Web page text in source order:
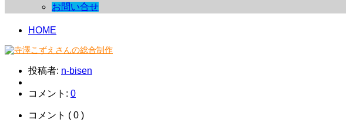
お問い合せ
HOME
投稿者: n-bisen
コメント: 0
コメント ( 0 )